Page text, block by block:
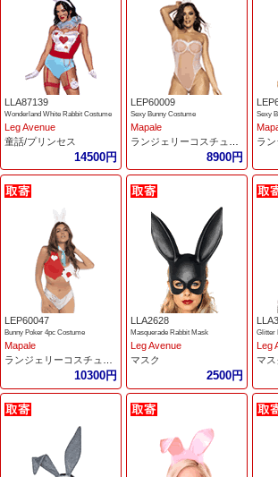
LLA87139
Wonderland White Rabbit Costume
Leg Avenue
童話/プリンセス
14500円
LEP60009
Sexy Bunny Costume
Mapale
8900円
Sexy
LEP60047
Bunny Poker 4pc Costume
Mapale
10300円
LLA2628
Masquerade Rabbit Mask
Leg Avenue
マスク
2500円
Glitter
Leg
マス